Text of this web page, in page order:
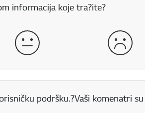
informacija koje tra?ite?
Normalno Loše
podršku.?Vaši komenatri